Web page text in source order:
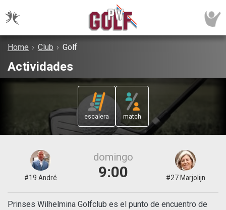
Home › Club › Golf
Actividades
escalera match
#19 André
domingo
9:00 #27 Marjolijn
Prinses Wilhelmina Golfclub es el punto de encuentro de